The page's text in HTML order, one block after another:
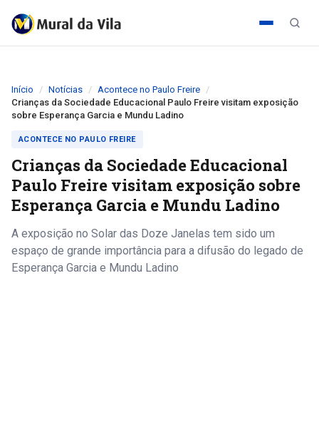
Início Notícias
Acontece no Paulo Freire
Crianças da Sociedade Educacional Paulo Freire visitam exposição
sobre Esperança Garcia e Mundu Ladino
ACONTECE NO PAULO FREIRE
Crianças da Sociedade Educacional
Paulo Freire visitam exposição sobre
Esperança Garcia e Mundu Ladino
A exposição no Solar das Doze Janelas tem sido um
espaço de grande importância para a difusão do legado de
Esperança Garcia e Mundu Ladino